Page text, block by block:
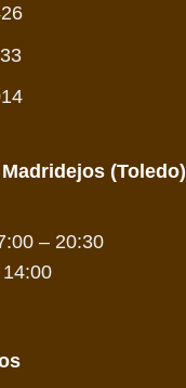
(Toledo)
– 20:30